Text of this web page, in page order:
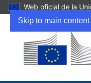
Skip to main content
Web oficial de la